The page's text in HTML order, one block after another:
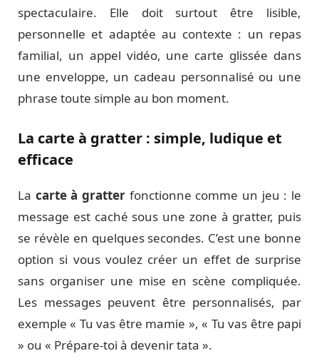
spectaculaire. Elle doit surtout être lisible,
personnelle et adaptée au contexte : un repas
familial, un appel vidéo, une carte glissée dans
une enveloppe, un cadeau personnalisé ou une
phrase toute simple au bon moment.
La carte à gratter : simple, ludique et
efficace
La carte à gratter fonctionne comme un jeu : le
message est caché sous une zone à gratter, puis
se révèle en quelques secondes. C’est une bonne
option si vous voulez créer un effet de surprise
sans organiser une mise en scène compliquée.
Les messages peuvent être personnalisés, par
exemple « Tu vas être mamie », « Tu vas être papi
» ou « Prépare-toi à devenir tata ».